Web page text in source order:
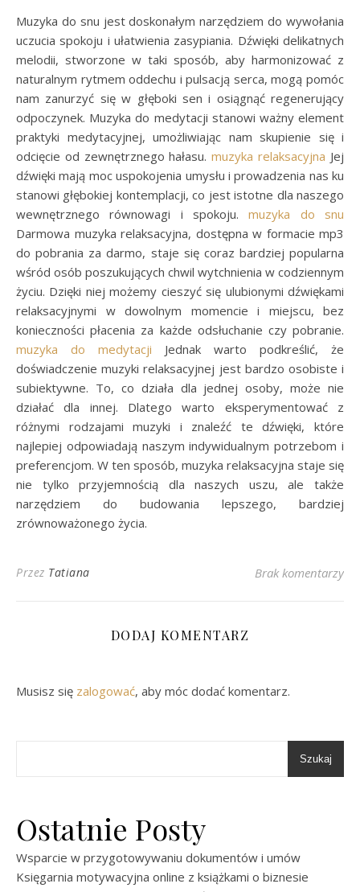
Muzyka do snu jest doskonałym narzędziem do wywołania
uczucia spokoju i ułatwienia zasypiania. Dźwięki delikatnych
melodii, stworzone w taki sposób, aby harmonizować z
naturalnym rytmem oddechu i pulsacją serca, mogą pomóc
nam zanurzyć się w głęboki sen i osiągnąć regenerujący
odpoczynek. Muzyka do medytacji stanowi ważny element
praktyki medytacyjnej, umożliwiając nam skupienie się i
odcięcie od zewnętrznego hałasu.muzyka relaksacyjna Jej
dźwięki mają moc uspokojenia umysłu i prowadzenia nas ku
stanowi głębokiej kontemplacji, co jest istotne dla naszego
wewnętrznego równowagi i spokoju.muzyka do snu
Darmowa muzyka relaksacyjna, dostępna w formacie mp3
do pobrania za darmo, staje się coraz bardziej popularna
wśród osób poszukujących chwil wytchnienia w codziennym
życiu. Dzięki niej możemy cieszyć się ulubionymi dźwiękami
relaksacyjnymi w dowolnym momencie i miejscu, bez
konieczności płacenia za każde odsłuchanie czy pobranie.
muzyka do medytacji Jednak warto podkreślić, że
doświadczenie muzyki relaksacyjnej jest bardzo osobiste i
subiektywne. To, co działa dla jednej osoby, może nie
działać dla innej. Dlatego warto eksperymentować z
różnymi rodzajami muzyki i znaleźć te dźwięki, które
najlepiej odpowiadają naszym indywidualnym potrzebom i
preferencjom. W ten sposób, muzyka relaksacyjna staje się
nie tylko przyjemnością dla naszych uszu, ale także
narzędziem do budowania lepszego, bardziej
zrównoważonego życia.
Przez Tatiana Brak komentarzy
DODAJ KOMENTARZ
Musisz się zalogować, aby móc dodać komentarz.
Szukaj
Ostatnie Posty
Wsparcie w przygotowywaniu dokumentów i umów
Księgarnia motywacyjna online z książkami o biznesie